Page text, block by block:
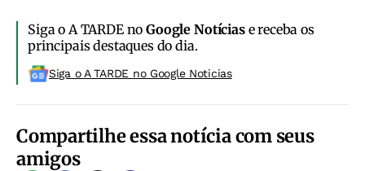
Siga o A TARDE noGoogle Notíciase receba os
principais destaques do dia.
Siga o A TARDE no Google Noticias
Compartilhe essa notícia com seus
amigos